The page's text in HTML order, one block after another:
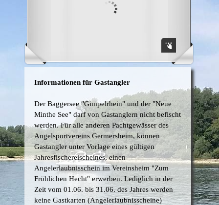
Informationen für Gastangler
Der Baggersee "Gimpelrhein" und der "Neue
Minthe See" darf von Gastanglern nicht befischt
werden. Für alle anderen Pachtgewässer des
Angelsportvereins Germersheim, können
Gastangler unter Vorlage eines gültigen
Jahresfischereischeines, einen
Angelerlaubnisschein im Vereinsheim "Zum
Fröhlichen Hecht" erwerben. Lediglich in der
Zeit vom 01.06. bis 31.06. des Jahres werden
keine Gastkarten (Angelerlaubnisscheine)